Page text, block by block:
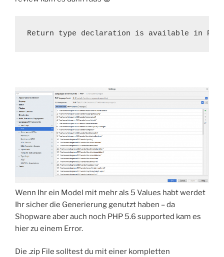
Return type declaration is available in PHP
Wenn Ihr ein Model mit mehr als 5 Values habt werdet
Ihr sicher die Generierung genutzt haben – da
Shopware aber auch noch PHP 5.6 supported kam es
hier zu einem Error.
Die .zip File solltest du mit einer kompletten